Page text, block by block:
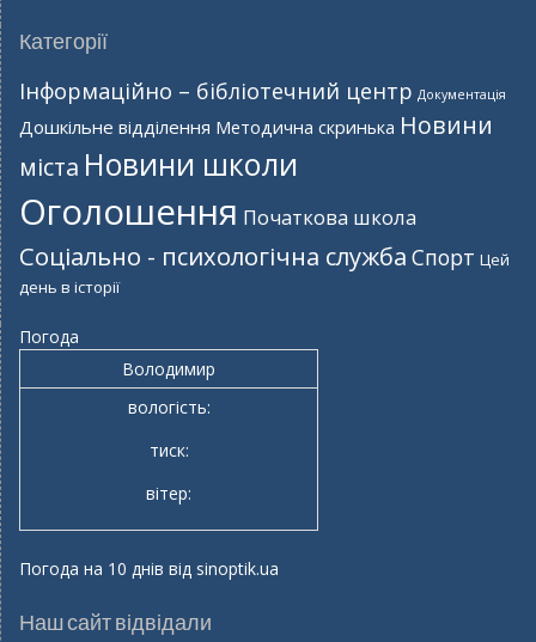
Категорії
Інформаційно – бібліотечний центр Документація
Дошкільне відділення Методична скринька Новини
міста Новини школи
Оголошення Початкова школа
Соціально - психологічна служба Спорт Цей
день в історії
Погода
Володимир
вологість:
тиск:
вітер:
Погода на 10 днів від sinoptik.ua
Наш сайт відвідали